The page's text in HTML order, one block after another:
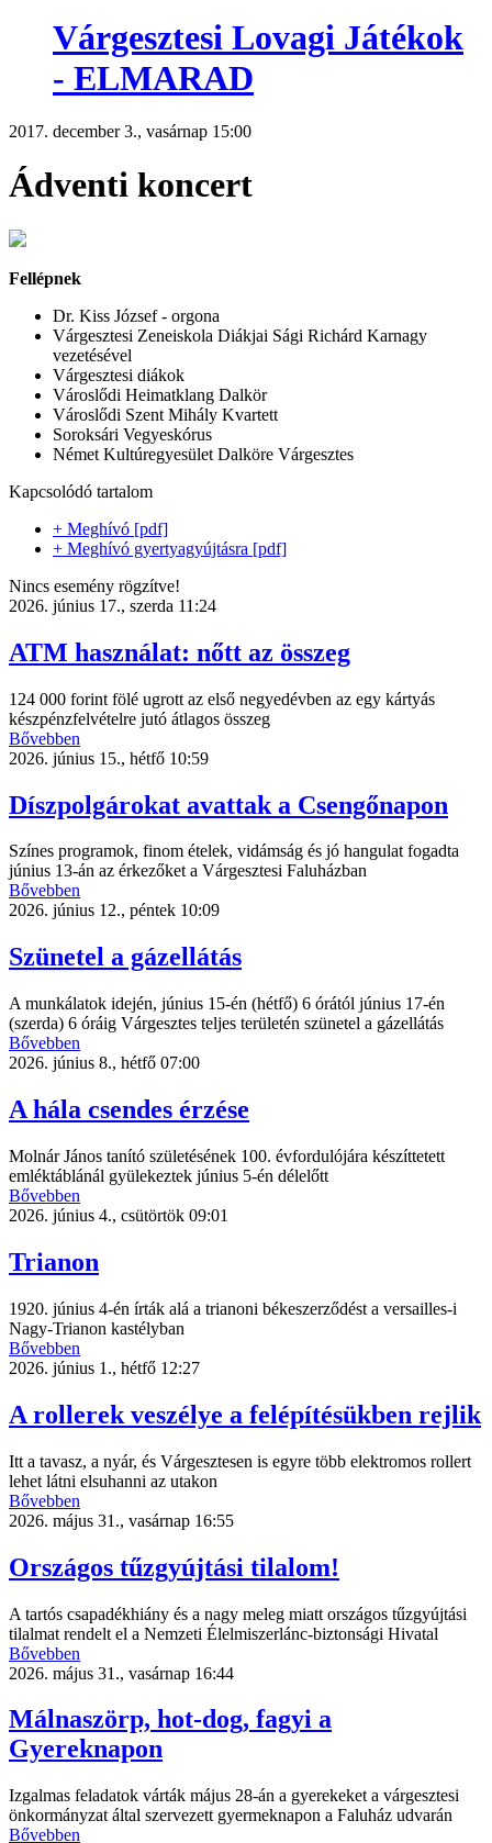
Várgesztesi Lovagi Játékok
- ELMARAD
2017. december 3., vasárnap 15:00
Ádventi koncert
Fellépnek
Dr. Kiss József - orgona
Várgesztesi Zeneiskola Diákjai Sági Richárd Karnagy
vezetésével
Várgesztesi diákok
Városlődi Heimatklang Dalkör
Városlődi Szent Mihály Kvartett
Soroksári Vegyeskórus
Német Kultúregyesület Dalköre Várgesztes
Kapcsolódó tartalom
+ Meghívó [pdf]
+ Meghívó gyertyagyújtásra [pdf]
Nincs esemény rögzítve!
2026. június 17., szerda 11:24
ATM használat: nőtt az összeg
124 000 forint fölé ugrott az első negyedévben az egy kártyás
készpénzfelvételre jutó átlagos összeg
Bővebben
2026. június 15., hétfő 10:59
Díszpolgárokat avattak a Csengőnapon
Színes programok, finom ételek, vidámság és jó hangulat fogadta
június 13-án az érkezőket a Várgesztesi Faluházban
Bővebben
2026. június 12., péntek 10:09
Szünetel a gázellátás
A munkálatok idején, június 15-én (hétfő) 6 órától június 17-én
(szerda) 6 óráig Várgesztes teljes területén szünetel a gázellátás
Bővebben
2026. június 8., hétfő 07:00
A hála csendes érzése
Molnár János tanító születésének 100. évfordulójára készíttetett
emléktáblánál gyülekeztek június 5-én délelőtt
Bővebben
2026. június 4., csütörtök 09:01
Trianon
1920. június 4-én írták alá a trianoni békeszerződést a versailles-i
Nagy-Trianon kastélyban
Bővebben
2026. június 1., hétfő 12:27
A rollerek veszélye a felépítésükben rejlik
Itt a tavasz, a nyár, és Várgesztesen is egyre több elektromos rollert
lehet látni elsuhanni az utakon
Bővebben
2026. május 31., vasárnap 16:55
Országos tűzgyújtási tilalom!
A tartós csapadékhiány és a nagy meleg miatt országos tűzgyújtási
tilalmat rendelt el a Nemzeti Élelmiszerlánc-biztonsági Hivatal
Bővebben
2026. május 31., vasárnap 16:44
Málnaszörp, hot-dog, fagyi a
Gyereknapon
Izgalmas feladatok várták május 28-án a gyerekeket a várgesztesi
önkormányzat által szervezett gyermeknapon a Faluház udvarán
Bővebben